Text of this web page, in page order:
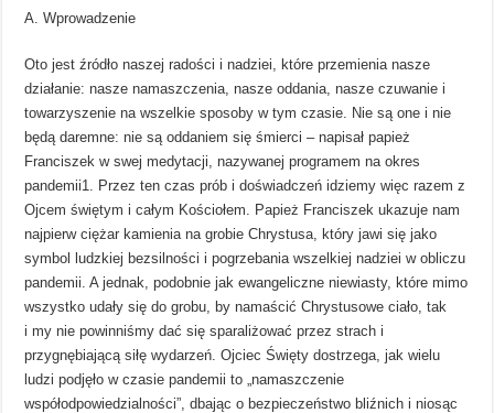
A. Wprowadzenie
Oto jest źródło naszej radości i nadziei, które przemienia nasze
działanie: nasze namaszczenia, nasze oddania, nasze czuwanie i
towarzyszenie na wszelkie sposoby w tym czasie. Nie są one i nie
będą daremne: nie są oddaniem się śmierci – napisał papież
Franciszek w swej medytacji, nazywanej programem na okres
pandemii1. Przez ten czas prób i doświadczeń idziemy więc razem z
Ojcem świętym i całym Kościołem. Papież Franciszek ukazuje nam
najpierw ciężar kamienia na grobie Chrystusa, który jawi się jako
symbol ludzkiej bezsilności i pogrzebania wszelkiej nadziei w obliczu
pandemii. A jednak, podobnie jak ewangeliczne niewiasty, które mimo
wszystko udały się do grobu, by namaścić Chrystusowe ciało, tak
i my nie powinniśmy dać się sparaliżować przez strach i
przygnębiającą siłę wydarzeń. Ojciec Święty dostrzega, jak wielu
ludzi podjęło w czasie pandemii to „namaszczenie
współodpowiedzialności”, dbając o bezpieczeństwo bliźnich i niosąc